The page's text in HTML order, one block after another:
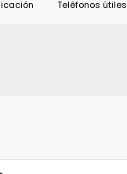
Teléfonos útiles